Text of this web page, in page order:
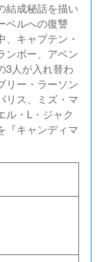
結成秘話を描い
ベルへの復讐
、キャプテン・
ンボー、アベン
3人が入れ替わ
リー・ラーソン
リス、ミズ・マ
ル・L・ジャク
『キャンディマ